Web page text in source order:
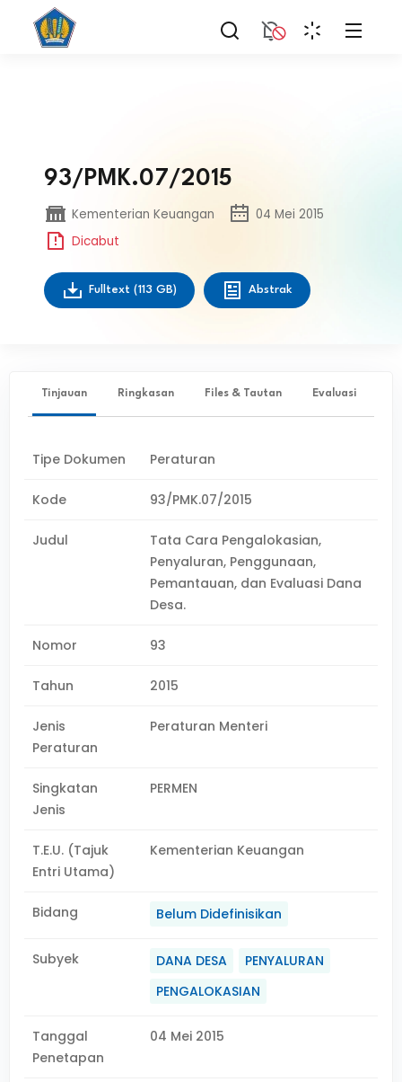
93/PMK.07/2015
Kementerian Keuangan
04 Mei 2015
Dicabut
Fulltext (113 GB) Abstrak
Tinjauan Ringkasan Files & Tautan Evaluasi
Tipe Dokumen Peraturan
Kode 93/PMK.07/2015
Judul
Tata Cara Pengalokasian,
Penyaluran, Penggunaan,
Pemantauan, dan Evaluasi Dana
Desa.
Nomor 93
Tahun 2015
Jenis
Peraturan
Peraturan Menteri
Singkatan
Jenis
PERMEN
T.E.U. (Tajuk
Entri Utama)
Kementerian Keuangan
Bidang Belum Didefinisikan
Subyek DANA DESA
PENYALURAN
PENGALOKASIAN
Tanggal
Penetapan
04 Mei 2015